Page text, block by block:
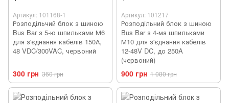
Артикул: 101168-1
Розподільчий блок з шиною
Bus Bar з 5-ю шпильками М6
для з'єднання кабелів 150А,
48 VDC/300VAC, червоний
300 грн 360 грн
Артикул: 101217
Розподільний блок з шиною
Bus Bar з 4-ма шпильками
М10 для з'єднання кабелів
12-48V DC, до 250A
(червоний)
900 грн 1 080 грн